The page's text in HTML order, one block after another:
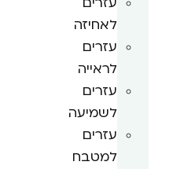
לאחיזה
עזרים
לראייה
עזרים
לשמיעה
עזרים
למטבח